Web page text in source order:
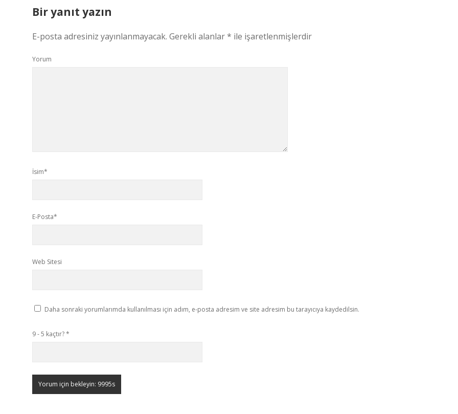
Bir yanıt yazın
E-posta adresiniz yayınlanmayacak. Gerekli alanlar* ile işaretlenmişlerdir
Yorum
İsim*
E-Posta*
Web Sitesi
Daha sonraki yorumlarımda kullanılması için adım, e-posta adresim ve site adresim bu tarayıcıya kaydedilsin.
9 - 5 kaçtır?*